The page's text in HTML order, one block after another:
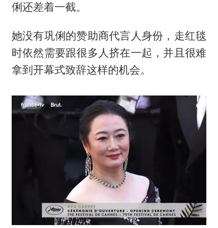
俐还差着一截。
她没有巩俐的赞助商代言人身份，走红毯
时依然需要跟很多人挤在一起，并且很难
拿到开幕式致辞这样的机会。